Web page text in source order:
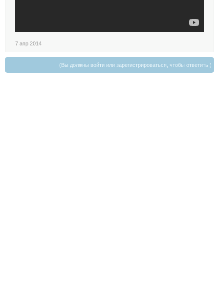
7 апр 2014
(Вы должны войти или зарегистрироваться, чтобы ответить.)